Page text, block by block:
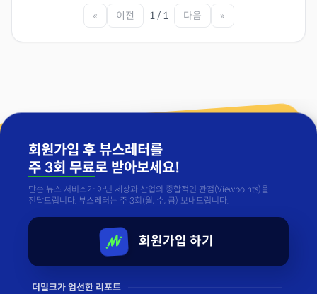
« 이전 1 / 1 다음 »
회원가입 후 뷰스레터를
주 3회 무료로 받아보세요!
단순 뉴스 서비스가 아닌 세상과 산업의 종합적인 관점(Viewpoints)을
전달드립니다. 뷰스레터는 주 3회(월, 수, 금) 보내드립니다.
회원가입 하기
더밀크가 엄선한 리포트